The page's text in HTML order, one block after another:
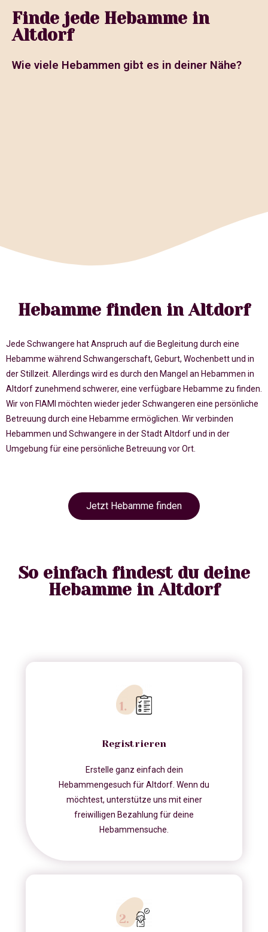
Finde jede Hebamme in
Altdorf
Wie viele Hebammen gibt es in deiner Nähe?
Hebamme finden in Altdorf
Jede Schwangere hat Anspruch auf die Begleitung durch eine
Hebamme während Schwangerschaft, Geburt, Wochenbett und in
der Stillzeit. Allerdings wird es durch den Mangel an Hebammen in
Altdorf zunehmend schwerer, eine verfügbare Hebamme zu finden.
Wir von FIAMI möchten wieder jeder Schwangeren eine persönliche
Betreuung durch eine Hebamme ermöglichen. Wir verbinden
Hebammen und Schwangere in der Stadt Altdorf und in der
Umgebung für eine persönliche Betreuung vor Ort.
Jetzt Hebamme finden
So einfach findest du deine
Hebamme in Altdorf
Registrieren
Erstelle ganz einfach dein
Hebammengesuch für Altdorf. Wenn du
möchtest, unterstütze uns mit einer
freiwilligen Bezahlung für deine
Hebammensuche.